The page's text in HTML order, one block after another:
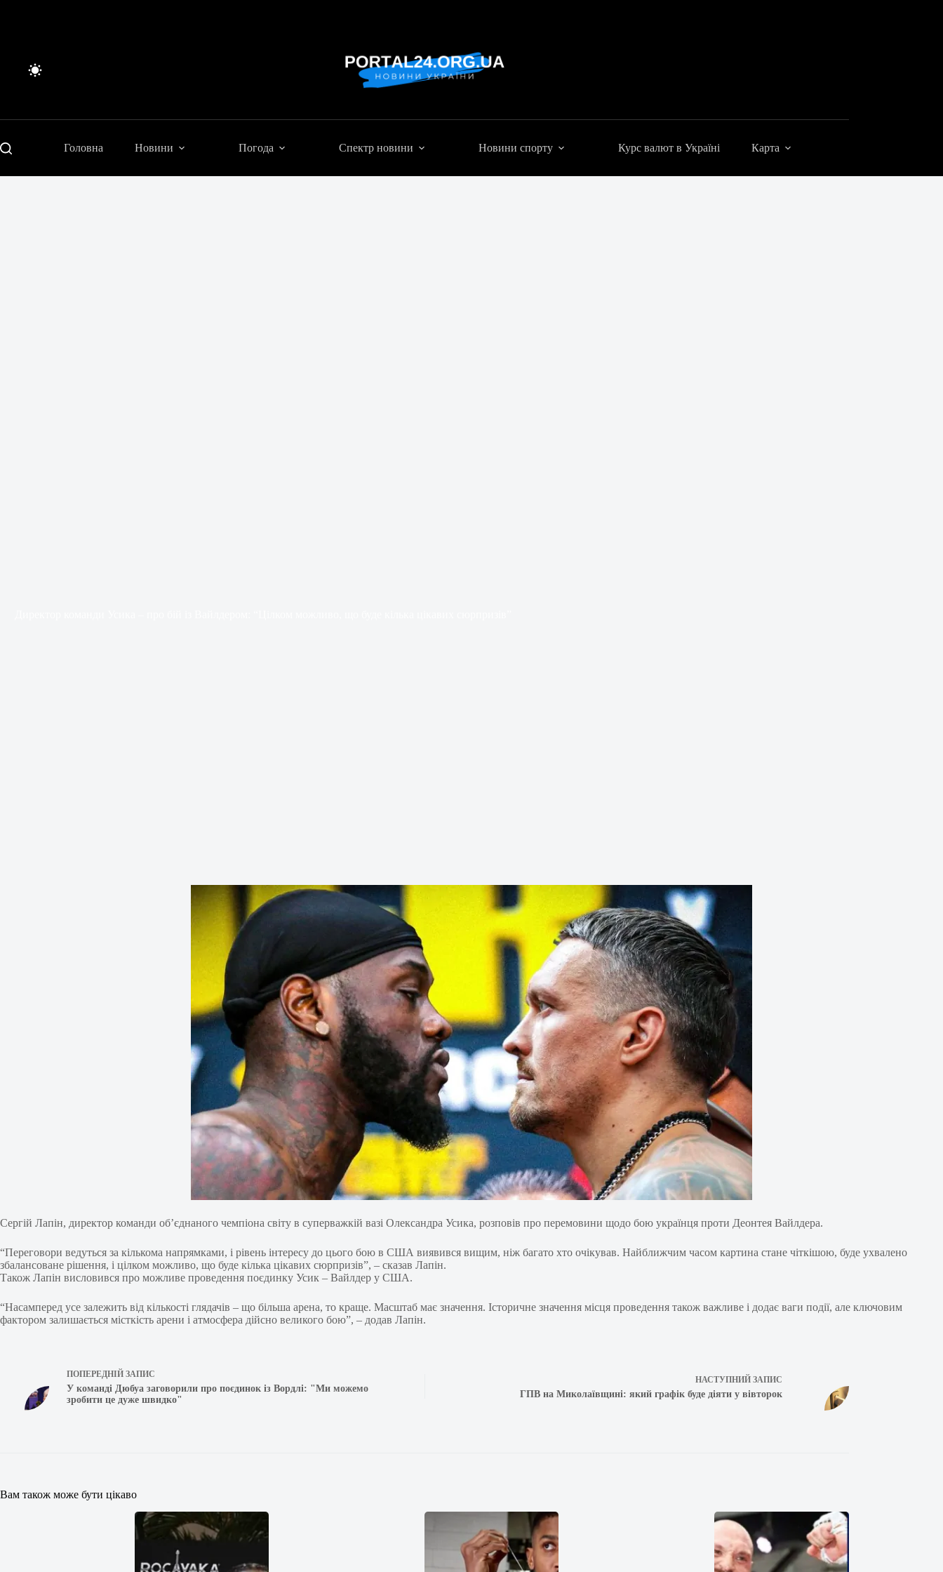
Головна Новини Погода Спектр новини Новини спорту Курс валют в Україні Карта
Сергій Лапін, директор команди об’єднаного чемпіона світу в суперважкій вазі Олександра Усика, розповів про перемовини щодо бою українця проти Деонтея Вайлдера.
“Переговори ведуться за кількома напрямками, і рівень інтересу до цього бою в США виявився вищим, ніж багато хто очікував. Найближчим часом картина стане чіткішою, буде ухвалено
збалансоване рішення, і цілком можливо, що буде кілька цікавих сюрпризів”, – сказав Лапін.
Також Лапін висловився про можливе проведення поєдинку Усик – Вайлдер у США.
“Насамперед усе залежить від кількості глядачів – що більша арена, то краще. Масштаб має значення. Історичне значення місця проведення також важливе і додає ваги події, але ключовим
фактором залишається місткість арени і атмосфера дійсно великого бою”, – додав Лапін.
ПОПЕРЕДНІЙ ЗАПИС
У команді Дюбуа заговорили про поєдинок із Вордлі: "Ми можемо
зробити це дуже швидко"
НАСТУПНИЙ ЗАПИС
ГПВ на Миколаївщині: який графік буде діяти у вівторок
Вам також може бути цікаво